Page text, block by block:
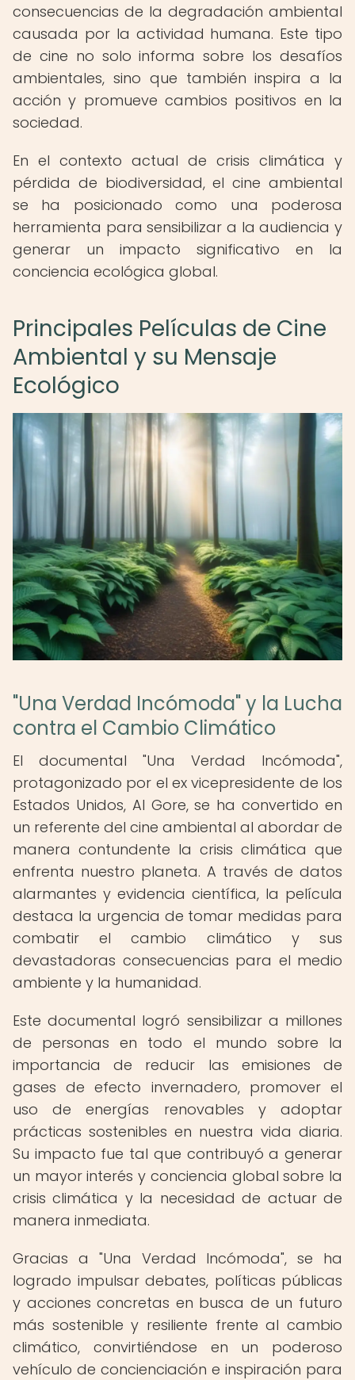
consecuencias de la degradación ambiental
causada por la actividad humana. Este tipo
de cine no solo informa sobre los desafíos
ambientales, sino que también inspira a la
acción y promueve cambios positivos en la
sociedad.
En el contexto actual de crisis climática y
pérdida de biodiversidad, el cine ambiental
se ha posicionado como una poderosa
herramienta para sensibilizar a la audiencia y
generar un impacto significativo en la
conciencia ecológica global.
Principales Películas de Cine
Ambiental y su Mensaje
Ecológico
"Una Verdad Incómoda" y la Lucha
contra el Cambio Climático
El documental "Una Verdad Incómoda",
protagonizado por el ex vicepresidente de los
Estados Unidos, Al Gore, se ha convertido en
un referente del cine ambiental al abordar de
manera contundente la crisis climática que
enfrenta nuestro planeta. A través de datos
alarmantes y evidencia científica, la película
destaca la urgencia de tomar medidas para
combatir el cambio climático y sus
devastadoras consecuencias para el medio
ambiente y la humanidad.
Este documental logró sensibilizar a millones
de personas en todo el mundo sobre la
importancia de reducir las emisiones de
gases de efecto invernadero, promover el
uso de energías renovables y adoptar
prácticas sostenibles en nuestra vida diaria.
Su impacto fue tal que contribuyó a generar
un mayor interés y conciencia global sobre la
crisis climática y la necesidad de actuar de
manera inmediata.
Gracias a "Una Verdad Incómoda", se ha
logrado impulsar debates, políticas públicas
y acciones concretas en busca de un futuro
más sostenible y resiliente frente al cambio
climático, convirtiéndose en un poderoso
vehículo de concienciación e inspiración para